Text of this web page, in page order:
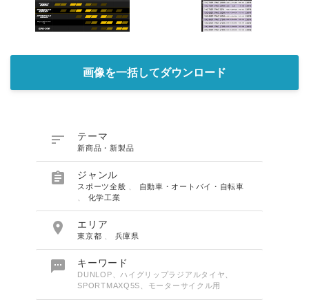
画像を一括してダウンロード
 テーマ
新商品・新製品
 ジャンル
スポーツ全般
自動車・オートバイ・自転車
化学工業
 エリア
東京都 兵庫県
 キーワード
DUNLOP、ハイグリップラジアルタイヤ、
SPORTMAXQ5S、モーターサイクル用